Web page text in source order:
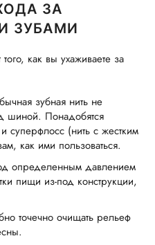
ЗА
ЗУБАМИ
как вы ухаживаете за
зубная нить не
шиной. Понадобятся
суперфлосс (нить с жестким
как ими пользоваться.
определенным давлением
пищи из-под конструкции,
точечно очищать рельеф